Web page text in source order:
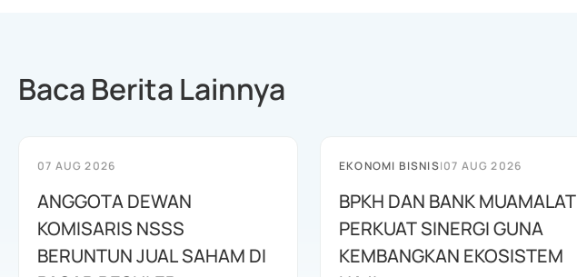
Baca Berita Lainnya
07 AUG 2026
ANGGOTA DEWAN
KOMISARIS NSSS
BERUNTUN JUAL SAHAM DI
EKONOMI BISNIS|07 AUG 2026
BPKH DAN BANK MUAMALAT
PERKUAT SINERGI GUNA
KEMBANGKAN EKOSISTEM